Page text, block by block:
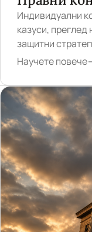
Индивидуални
казуси,
защитни
Научете повече